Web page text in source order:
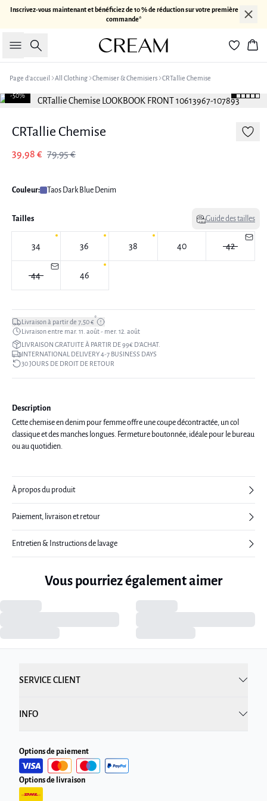
Inscrivez-vous maintenant et bénéficiez de 10 % de réduction sur votre première
commande*
Rechercher
Page d’accueil All Clothing Chemiser & Chemisiers CRTallie Chemise
-50%
CRTallie Chemise
39,98 € 79,95 €
Couleur: Taos Dark Blue Denim
Tailles Guide des tailles
34 36 38 40 42
44 46
Livraison à partir de 7,50 €*
Livraison entre mar. 11. août - mer. 12. août
LIVRAISON GRATUITE À PARTIR DE 99€ D’ACHAT.
INTERNATIONAL DELIVERY 4-7 BUSINESS DAYS
30 JOURS DE DROIT DE RETOUR
Description
Cette chemise en denim pour femme offre une coupe décontractée, un col
classique et des manches longues. Fermeture boutonnée, idéale pour le bureau
ou au quotidien.
À propos du produit
Paiement, livraison et retour
Entretien & Instructions de lavage
Vous pourriez également aimer
SERVICE CLIENT
INFO
Options de paiement
Options de livraison